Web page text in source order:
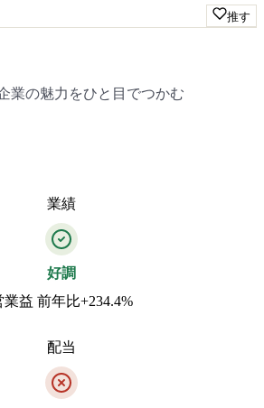
推す
業の魅力をひと目でつかむ
業績
好調
業益 前年比+234.4%
配当